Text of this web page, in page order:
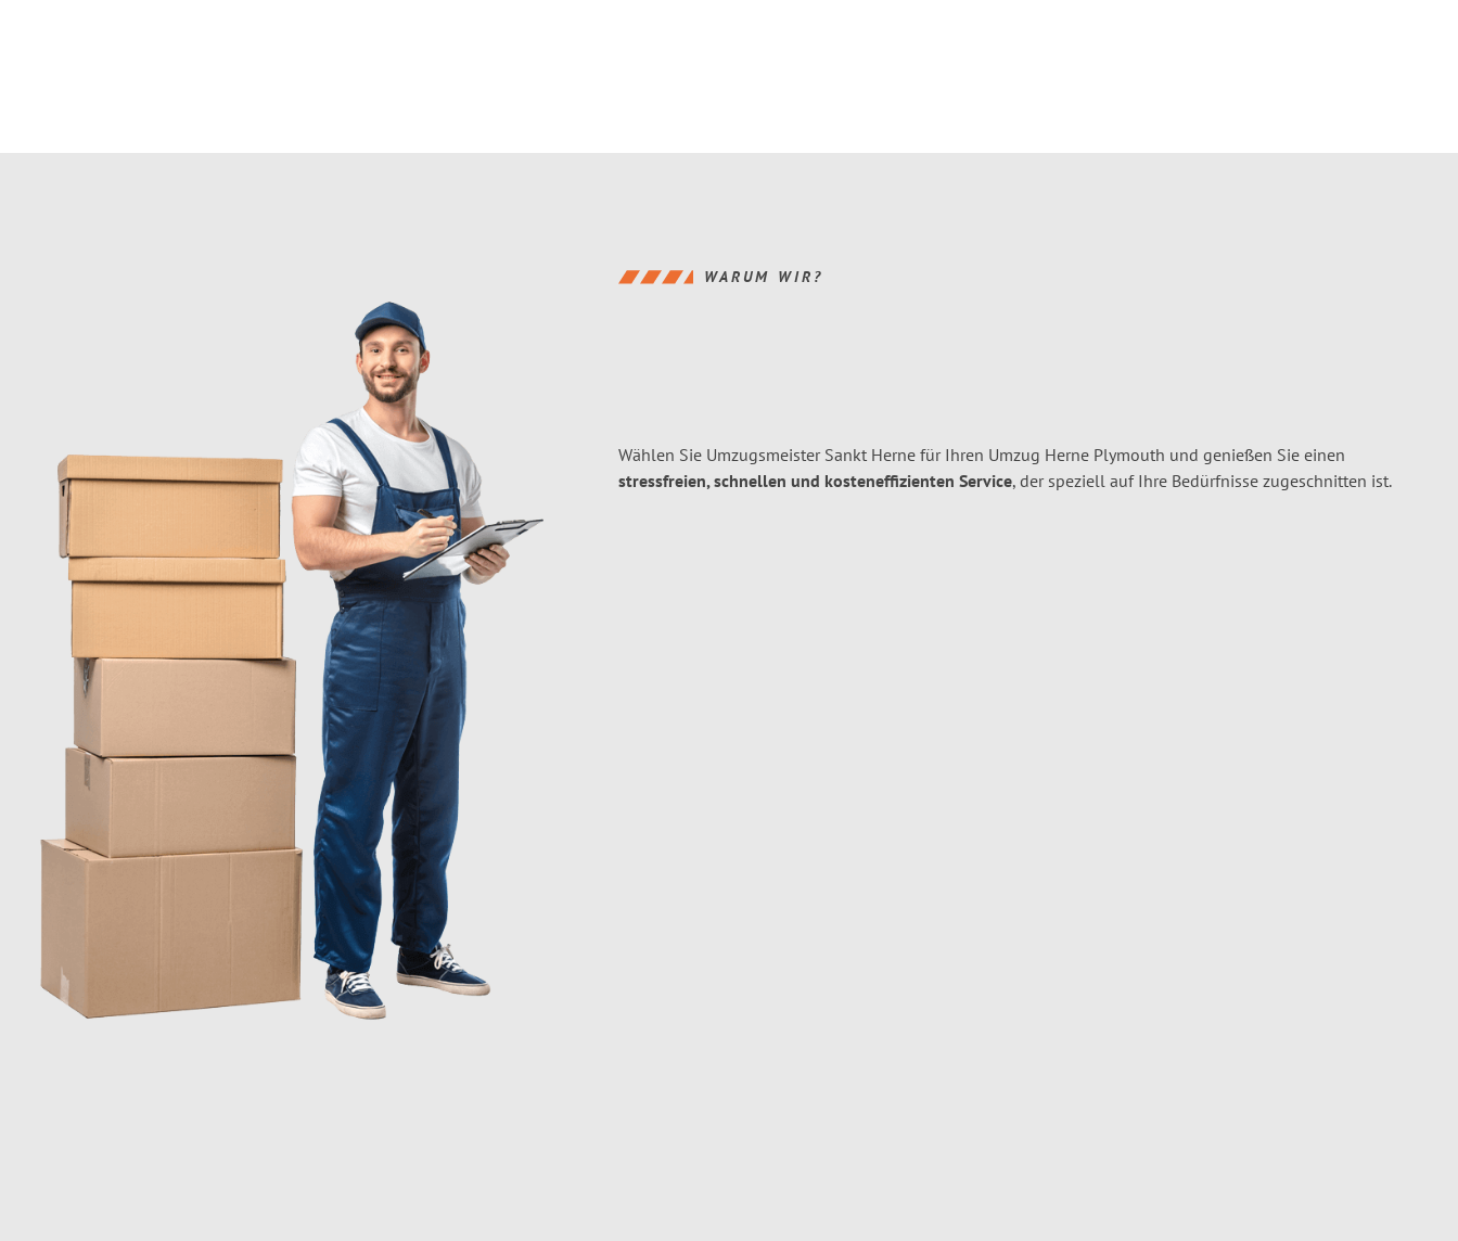
WARUM WIR?
Wählen Sie Umzugsmeister Sankt Herne für Ihren Umzug Herne Plymouth und genießen Sie einen
stressfreien, schnellen und kosteneffizienten Service, der speziell auf Ihre Bedürfnisse zugeschnitten ist.